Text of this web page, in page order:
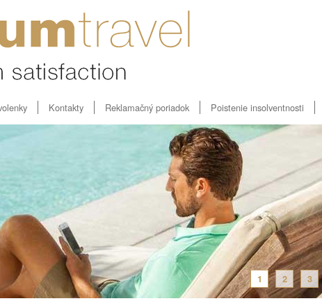
Kontakty Reklamačný poriadok Poistenie insolventnosti
1 2 3